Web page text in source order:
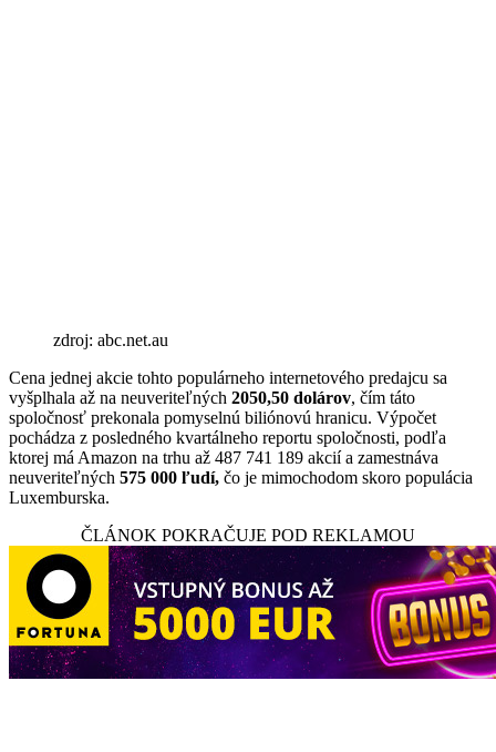
zdroj: abc.net.au
Cena jednej akcie tohto populárneho internetového predajcu sa
vyšplhala až na neuveriteľných 2050,50 dolárov, čím táto
spoločnosť prekonala pomyselnú biliónovú hranicu. Výpočet
pochádza z posledného kvartálneho reportu spoločnosti, podľa
ktorej má Amazon na trhu až 487 741 189 akcií a zamestnáva
neuveriteľných 575 000 ľudí, čo je mimochodom skoro populácia
Luxemburska.
ČLÁNOK POKRAČUJE POD REKLAMOU